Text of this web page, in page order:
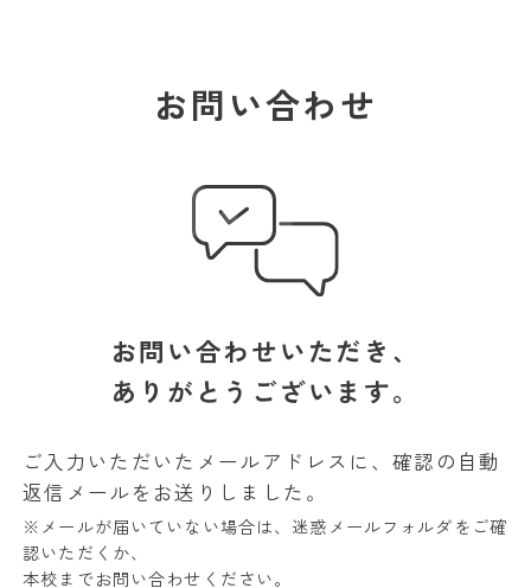
お問い合わせ
お問い合わせいただき、
ありがとうございます。
ご入力いただいたメールアドレスに、確認の自動
返信メールをお送りしました。
※メールが届いていない場合は、迷惑メールフォルダをご確
認いただくか、
本校までお問い合わせください。